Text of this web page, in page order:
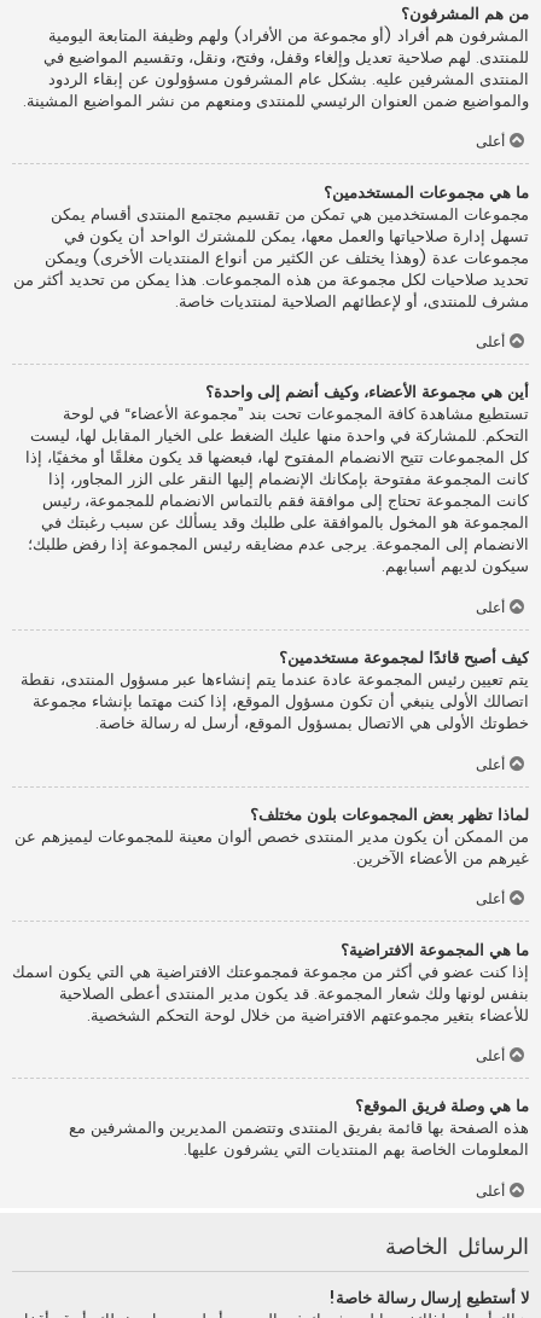
من هم المشرفون؟
المشرفون هم أفراد (أو مجموعة من الأفراد) ولهم وظيفة المتابعة اليومية
للمنتدى. لهم صلاحية تعديل وإلغاء وقفل، وفتح، ونقل، وتقسيم المواضيع في
المنتدى المشرفين عليه. بشكل عام المشرفون مسؤولون عن إبقاء الردود
والمواضيع ضمن العنوان الرئيسي للمنتدى ومنعهم من نشر المواضيع المشينة.
أعلى
ما هي مجموعات المستخدمين؟
مجموعات المستخدمين هي تمكن من تقسيم مجتمع المنتدى أقسام يمكن
تسهل إدارة صلاحياتها والعمل معها، يمكن للمشترك الواحد أن يكون في
مجموعات عدة (وهذا يختلف عن الكثير من أنواع المنتديات الأخرى) ويمكن
تحديد صلاحيات لكل مجموعة من هذه المجموعات. هذا يمكن من تحديد أكثر من
مشرف للمنتدى، أو لإعطائهم الصلاحية لمنتديات خاصة.
أعلى
أين هي مجموعة الأعضاء، وكيف أنضم إلى واحدة؟
تستطيع مشاهدة كافة المجموعات تحت بند ”مجموعة الأعضاء“ في لوحة
التحكم. للمشاركة في واحدة منها عليك الضغط على الخيار المقابل لها، ليست
كل المجموعات تتيح الانضمام المفتوح لها، فبعضها قد يكون مغلقًا أو مخفيًا، إذا
كانت المجموعة مفتوحة بإمكانك الإنضمام إليها النقر على الزر المجاور، إذا
كانت المجموعة تحتاج إلى موافقة فقم بالتماس الانضمام للمجموعة، رئيس
المجموعة هو المخول بالموافقة على طلبك وقد يسألك عن سبب رغبتك في
الانضمام إلى المجموعة. يرجى عدم مضايقه رئيس المجموعة إذا رفض طلبك؛
سيكون لديهم أسبابهم.
أعلى
كيف أصبح قائدًا لمجموعة مستخدمين؟
يتم تعيين رئيس المجموعة عادة عندما يتم إنشاءها عبر مسؤول المنتدى، نقطة
اتصالك الأولى ينبغي أن تكون مسؤول الموقع، إذا كنت مهتما بإنشاء مجموعة
خطوتك الأولى هي الاتصال بمسؤول الموقع، أرسل له رسالة خاصة.
أعلى
لماذا تظهر بعض المجموعات بلون مختلف؟
من الممكن أن يكون مدير المنتدى خصص ألوان معينة للمجموعات ليميزهم عن
غيرهم من الأعضاء الآخرين.
أعلى
ما هي المجموعة الافتراضية؟
إذا كنت عضو في أكثر من مجموعة فمجموعتك الافتراضية هي التي يكون اسمك
بنفس لونها ولك شعار المجموعة. قد يكون مدير المنتدى أعطى الصلاحية
للأعضاء بتغير مجموعتهم الافتراضية من خلال لوحة التحكم الشخصية.
أعلى
ما هي وصلة فريق الموقع؟
هذه الصفحة بها قائمة بفريق المنتدى وتتضمن المديرين والمشرفين مع
المعلومات الخاصة بهم المنتديات التي يشرفون عليها.
أعلى
الرسائل الخاصة
لا أستطيع إرسال رسالة خاصة!